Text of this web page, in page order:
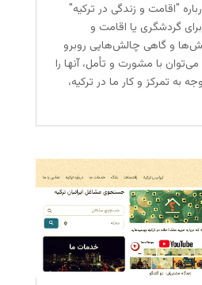
"اقامت و زندگی در ترکیه"
گردشگری یا اقامت و
و گاهی چالش‌هایی روبرو
با مشورت و تأمل، آنها را
به تمرکز و کار ما در ترکیه،